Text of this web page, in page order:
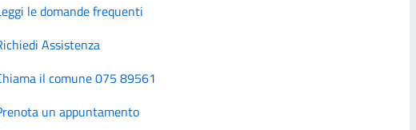
le domande frequenti
Assistenza
il comune 075 89561
un appuntamento